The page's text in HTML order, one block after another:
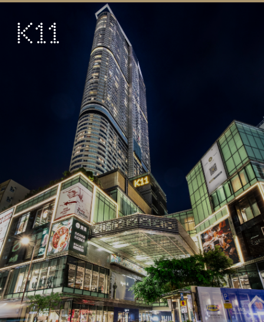
藝術及文化
優惠及推廣
到訪
關於 KLUB 11